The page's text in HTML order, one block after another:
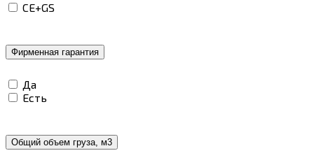
CE+GS
Фирменная гарантия
Да
Есть
Общий объем груза, м3